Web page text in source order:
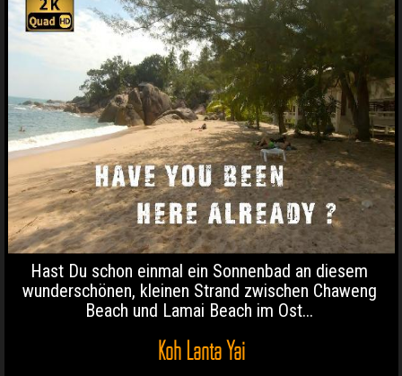
Hast Du schon einmal ein Sonnenbad an diesem
wunderschönen, kleinen Strand zwischen Chaweng
Beach und Lamai Beach im Ost...
Koh Lanta Yai